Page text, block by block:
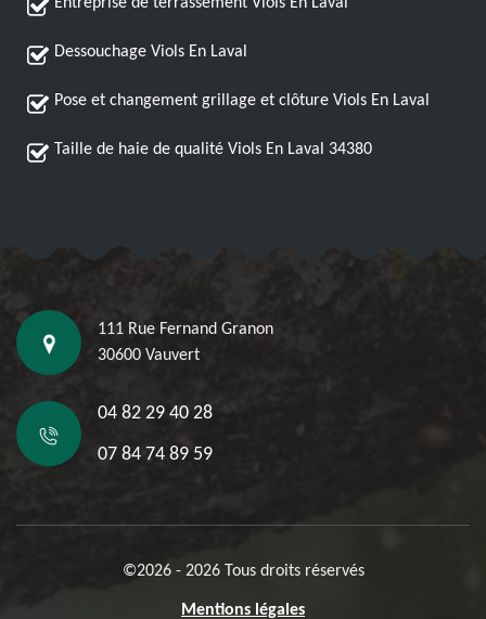
Dessouchage Viols En Laval
Pose et changement grillage et clôture Viols En Laval
Taille de haie de qualité Viols En Laval 34380
111 Rue Fernand Granon
30600 Vauvert
04 82 29 40 28
07 84 74 89 59
©2026 - 2026 Tous droits réservés
Mentions légales